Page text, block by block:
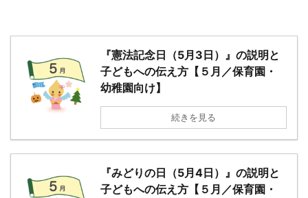
『憲法記念日（5月3日）』の説明と
子どもへの伝え方【５月／保育園・
幼稚園向け】
続きを見る
『みどりの日（5月4日）』の説明と
子どもへの伝え方【５月／保育園・